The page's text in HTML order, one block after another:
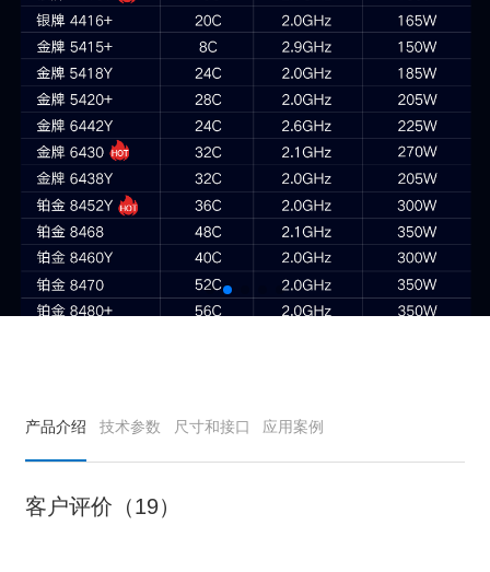
产品介绍 技术参数 尺寸和接口 应用案例
客户评价（19）